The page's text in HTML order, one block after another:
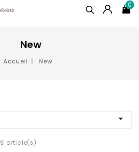
0
New
Accueil New

article(s)